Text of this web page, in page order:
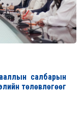
салбарын
төлөвлөгөөг